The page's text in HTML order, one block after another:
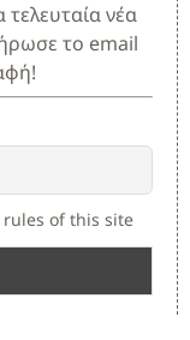
τελευταία νέα
το email
of this site